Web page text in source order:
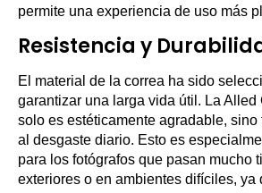
permite una experiencia de uso más
Resistencia y
El material de la correa ha sido
garantizar una larga vida útil. La Alled
solo es estéticamente agradable,
al desgaste diario. Esto es
para los fotógrafos que pasan mucho
exteriores o en ambientes difíciles, ya